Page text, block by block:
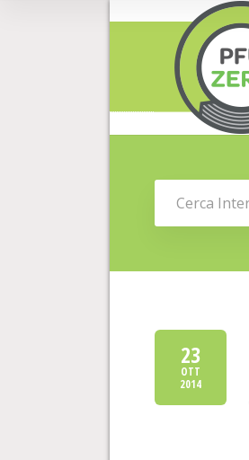
23
OTT
2014